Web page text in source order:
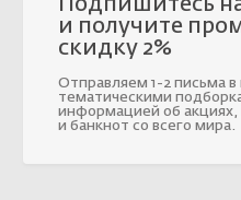
и получите
скидку 2%
Отправляем 1-2 письма
тематическими
информацией об
и банкнот со всего мира.